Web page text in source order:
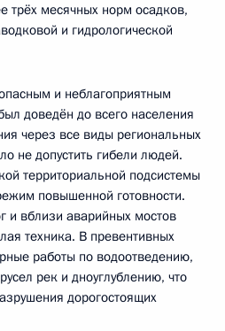
трёх месячных норм осадков,
и гидрологической
и неблагоприятным
доведён до всего населения
через все виды региональных
не допустить гибели людей.
территориальной подсистемы
повышенной готовности.
и вблизи аварийных мостов
техника. В превентивных
работы по водоотведению,
рек и дноуглублению, что
дорогостоящих